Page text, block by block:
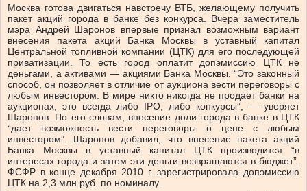
Москва готова двигаться навстречу ВТБ, желающему получить
пакет акций города в банке без конкурса. Вчера заместитель
мэра Андрей Шаронов впервые признал возможным вариант
внесения пакета акций Банка Москвы в уставный капитал
Центральной топливной компании (ЦТК) для его последующей
приватизации. То есть город оплатит допэмиссию ЦТК не
деньгами, а активами — акциями Банка Москвы. “Это законный
способ, он позволяет в отличие от аукциона вести переговоры с
любым инвестором. В мире никто никогда не продает банки на
аукционах, это всегда либо IPO, либо конкурсы”, — уверяет
Шаронов. По его словам, внесение доли города в банке в ЦТК
“дает возможность вести переговоры о цене с любым
инвестором”. Шаронов добавил, что внесение пакета акций
Банка Москвы в уставный капитал ЦТК производится “в
интересах города и затем эти деньги возвращаются в бюджет”.
ФСФР в конце декабря 2010 г. зарегистрировала допэмиссию
ЦТК на 2,3 млн руб. по номиналу.